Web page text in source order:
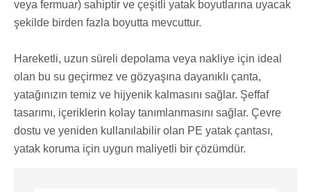
veya fermuar) sahiptir ve çeşitli yatak boyutlarına uyacak
şekilde birden fazla boyutta mevcuttur.
Hareketli, uzun süreli depolama veya nakliye için ideal
olan bu su geçirmez ve gözyaşına dayanıklı çanta,
yatağınızın temiz ve hijyenik kalmasını sağlar. Şeffaf
tasarımı, içeriklerin kolay tanımlanmasını sağlar. Çevre
dostu ve yeniden kullanılabilir olan PE yatak çantası,
yatak koruma için uygun maliyetli bir çözümdür.